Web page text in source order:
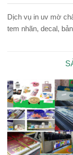
Dịch vụ in uv mờ
tem nhãn, decal,